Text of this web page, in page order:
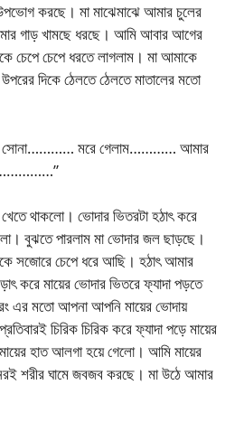
করছে। মা মাঝেমাঝে আমার চুলের
গাড় খামছে ধরছে। আমি আবার আগের
চেপে চেপে ধরতে লাগলাম। মা আমাকে
দিকে ঠেলতে ঠেলতে মাতালের মতো
সোনা………… মরে গেলাম………… আমার
থাকলো। ভোদার ভিতরটা হঠাৎ করে
বুঝতে পারলাম মা ভোদার জল ছাড়ছে।
সজোরে চেপে ধরে আছি। হঠাৎ আমার
করে মায়ের ভোদার ভিতরে ফ্যাদা পড়তে
এর মতো আপনা আপনি মায়ের ভোদায়
চিরিক চিরিক করে ফ্যাদা পড়ে মায়ের
হাত আলগা হয়ে গেলো। আমি মায়ের
শরীর ঘামে জবজব করছে। মা উঠে আমার